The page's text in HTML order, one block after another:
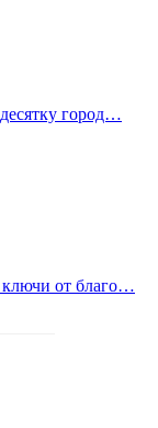
город…
ключи от благо…